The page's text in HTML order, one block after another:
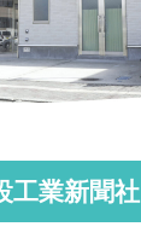
工業新聞社